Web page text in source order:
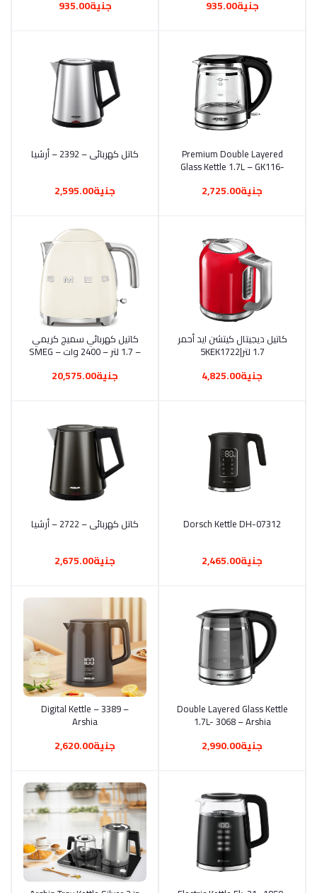
جنية935.00 جنية935.00
أضف إلى السلة
Premium Double Layered
Glass Kettle 1.7L – GK116-
جنية2,725.00
أضف إلى السلة
كاتل كهربائى – 2392 – أرشيا
جنية2,595.00
أضف إلى السلة
كاتيل ديجيتال كيتشن ايد أحمر
1.7 لتر|5KEK1722
جنية4,825.00
أضف إلى السلة
كاتيل كهربائي سميج كريمي
– 1.7 لتر – 2400 وات – SMEG
جنية20,575.00
أضف إلى السلة
Dorsch Kettle DH-07312
جنية2,465.00
أضف إلى السلة
كاتل كهربائى – 2722 – أرشيا
جنية2,675.00
أضف إلى السلة
Double Layered Glass Kettle
1.7L- 3068 – Arshia
جنية2,990.00
أضف إلى السلة
Digital Kettle – 3389 –
Arshia
جنية2,620.00